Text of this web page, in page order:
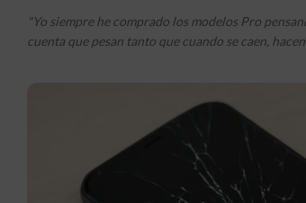
"Yo siempre he comprado los modelos Pro
cuenta que pesan tanto que cuando se caen,